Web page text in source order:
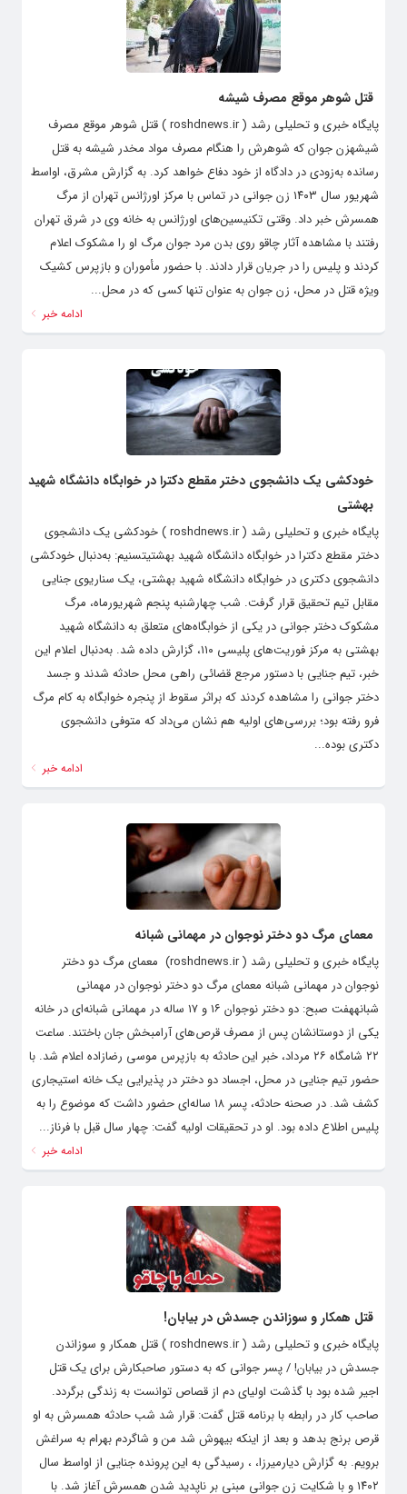
قتل شوهر موقع مصرف شیشه
پایگاه خبری و تحلیلی رشد ( roshdnews.ir ) قتل شوهر موقع مصرف
شیشهزن جوان که شوهرش را هنگام مصرف مواد مخدر شیشه به قتل
رسانده به‌زودی در دادگاه از خود دفاع خواهد کرد. به گزارش مشرق، اواسط
شهریور سال ۱۴۰۳ زن جوانی در تماس با مرکز اورژانس تهران از مرگ
همسرش خبر داد. وقتی تکنیسین‌های اورژانس به خانه وی در شرق تهران
رفتند با مشاهده آثار چاقو روی بدن مرد جوان مرگ او را مشکوک اعلام
کردند و پلیس را در جریان قرار دادند. با حضور مأموران و بازپرس کشیک
ویژه قتل در محل، زن جوان به عنوان تنها کسی که در محل...
ادامه خبر
خودکشی یک دانشجوی دختر مقطع دکترا در خوابگاه دانشگاه شهید
بهشتی
پایگاه خبری و تحلیلی رشد ( roshdnews.ir ) خودکشی یک دانشجوی
دختر مقطع دکترا در خوابگاه دانشگاه شهید بهشتیتسنیم: به‌دنبال خودکشی
دانشجوی دکتری در خوابگاه دانشگاه شهید بهشتی، یک سناریوی جنایی
مقابل تیم تحقیق قرار گرفت. شب چهارشنبه پنجم شهریورماه، مرگ
مشکوک دختر جوانی در یکی از خوابگاه‌های متعلق به دانشگاه شهید
بهشتی به مرکز فوریت‌های پلیسی ۱۱۰، گزارش داده شد. به‌دنبال اعلام این
خبر، تیم جنایی با دستور مرجع قضائی راهی محل حادثه شدند و جسد
دختر جوانی را مشاهده کردند که براثر سقوط از پنجره خوابگاه به کام مرگ
فرو رفته بود؛ بررسی‌های اولیه هم نشان می‌داد که متوفی دانشجوی
دکتری بوده...
ادامه خبر
معمای مرگ دو دختر نوجوان در مهمانی شبانه
پایگاه خبری و تحلیلی رشد ( roshdnews.ir) معمای مرگ دو دختر
نوجوان در مهمانی شبانه معمای مرگ دو دختر نوجوان در مهمانی
شبانههفت صبح: دو دختر نوجوان ۱۶ و ۱۷ ساله در مهمانی شبانه‌ای در خانه
یکی از دوستانشان پس از مصرف قرص‌های آرامبخش جان باختند. ساعت
۲۲ شامگاه ۲۶ مرداد، خبر این حادثه به بازپرس موسی رضازاده اعلام شد. با
حضور تیم جنایی در محل، اجساد دو دختر در پذیرایی یک خانه استیجاری
کشف شد. در صحنه حادثه، پسر ۱۸ ساله‌ای حضور داشت که موضوع را به
پلیس اطلاع داده بود. او در تحقیقات اولیه گفت: چهار سال قبل با فرناز...
ادامه خبر
قتل همکار و سوزاندن جسدش در بیابان!
پایگاه خبری و تحلیلی رشد ( roshdnews.ir ) قتل همکار و سوزاندن
جسدش در بیابان! / پسر جوانی که به دستور صاحبکارش برای یک قتل
اجیر شده بود با گذشت اولیای دم از قصاص توانست به زندگی برگردد.
صاحب کار در رابطه با برنامه قتل گفت: قرار شد شب حادثه همسرش به او
قرص برنج بدهد و بعد از اینکه بیهوش شد من و شاگردم بهرام به سراغش
برویم. به گزارش دیارمیرزا، ، رسیدگی به این پرونده جنایی از اواسط سال
۱۴۰۲ و با شکایت زن جوانی مبنی بر ناپدید شدن همسرش آغاز شد. با